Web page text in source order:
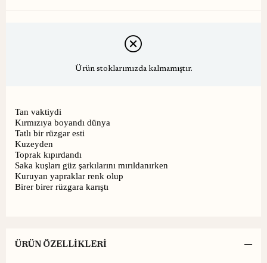
Ürün stoklarımızda kalmamıştır.
Tan vaktiydi
Kırmızıya boyandı dünya
Tatlı bir rüzgar esti
Kuzeyden
Toprak kıpırdandı
Saka kuşları güz şarkılarını mırıldanırken
Kuruyan yapraklar renk olup
Birer birer rüzgara karıştı
ÜRÜN ÖZELLIKLERI